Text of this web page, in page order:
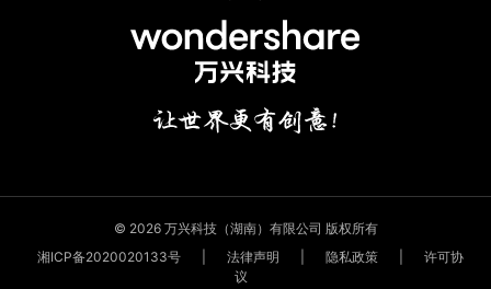
© 2026 万兴科技（湖南）有限公司 版权所有
湘ICP备2020020133号
法律声明 隐私政策
许可协
议